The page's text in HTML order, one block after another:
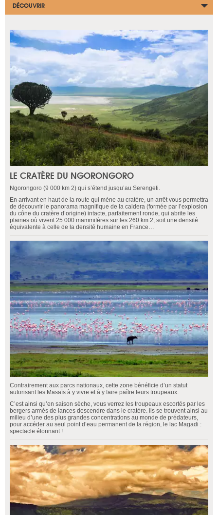
DÉCOUVRIR
LE CRATÈRE DU NGORONGORO
Ngorongoro (9 000 km 2) qui s’étend jusqu’au Serengeti.
En arrivant en haut de la route qui mène au cratère, un arrêt vous permettra
de découvrir le panorama magnifique de la caldera (formée par l’explosion
du cône du cratère d’origine) intacte, parfaitement ronde, qui abrite les
plaines où vivent 25 000 mammifères sur les 260 km 2, soit une densité
équivalente à celle de la densité humaine en France…
Contrairement aux parcs nationaux, cette zone bénéficie d’un statut
autorisant les Masaïs à y vivre et à y faire paître leurs troupeaux.
C’est ainsi qu’en saison sèche, vous verrez les troupeaux escortés par les
bergers armés de lances descendre dans le cratère. Ils se trouvent ainsi au
milieu d’une des plus grandes concentrations au monde de prédateurs,
pour accéder au seul point d’eau permanent de la région, le lac Magadi :
spectacle étonnant !